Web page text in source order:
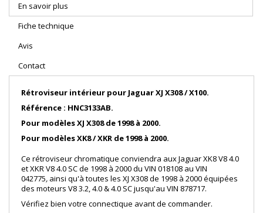
En savoir plus
Fiche technique
Avis
Contact
Rétroviseur intérieur pour Jaguar XJ X308 / X100.
Référence : HNC3133AB.
Pour modèles XJ X308 de 1998 à 2000.
Pour modèles XK8 / XKR de 1998 à 2000.
Ce rétroviseur chromatique conviendra aux Jaguar XK8 V8 4.0
et XKR V8 4.0 SC de 1998 à 2000 du VIN 018108 au VIN
042775, ainsi qu'à toutes les XJ X308 de 1998 à 2000 équipées
des moteurs V8 3.2, 4.0 & 4.0 SC jusqu'au VIN 878717.
Vérifiez bien votre connectique avant de commander.